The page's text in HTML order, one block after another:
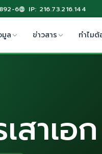
6 IP: 216.73.216.144
มูล ข่าวสาร ทำไมต้
สาเอ